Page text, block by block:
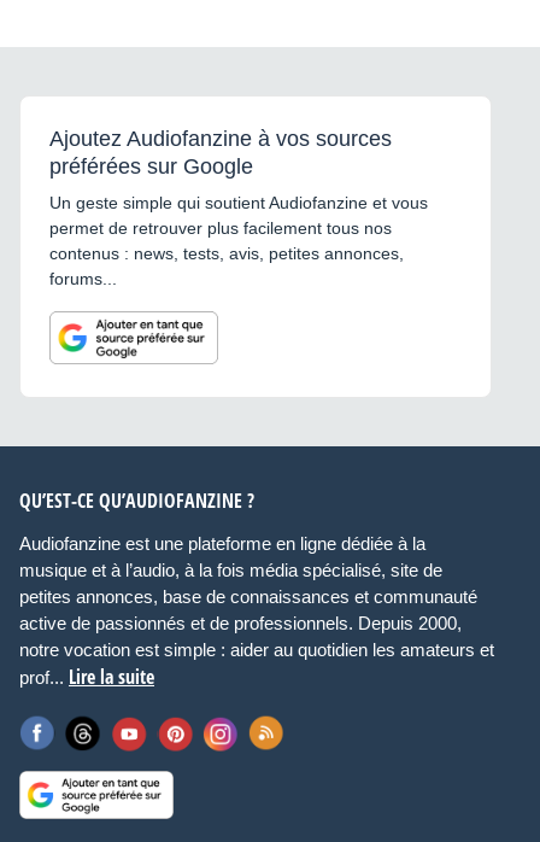
Ajoutez Audiofanzine à vos sources
préférées sur Google
Un geste simple qui soutient Audiofanzine et vous
permet de retrouver plus facilement tous nos
contenus : news, tests, avis, petites annonces,
forums...
QU’EST-CE QU’AUDIOFANZINE ?
Audiofanzine est une plateforme en ligne dédiée à la
musique et à l’audio, à la fois média spécialisé, site de
petites annonces, base de connaissances et communauté
active de passionnés et de professionnels. Depuis 2000,
notre vocation est simple : aider au quotidien les amateurs et
prof... Lire la suite